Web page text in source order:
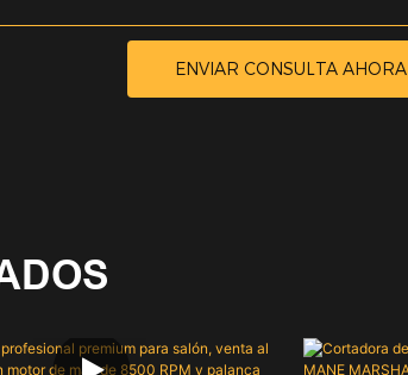
ENVIAR CONSULTA AHORA